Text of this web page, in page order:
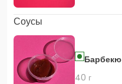
Соусы
Барбекю
40 г